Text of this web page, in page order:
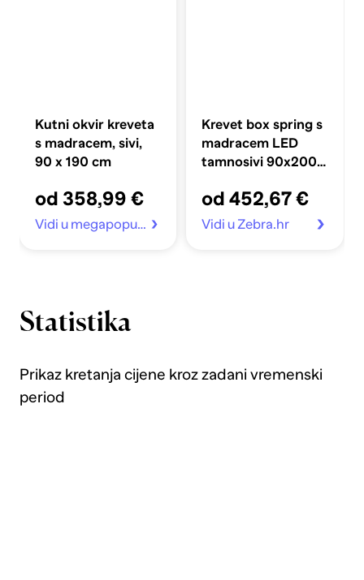
Kutni okvir kreveta
s madracem, sivi,
90 x 190 cm
od 358,99 €
Vidi u megapopust.hr
Krevet box spring s
madracem LED
tamnosivi 90x200
od 452,67 €
Vidi u Zebra.hr
Statistika
Prikaz kretanja cijene kroz zadani vremenski
period